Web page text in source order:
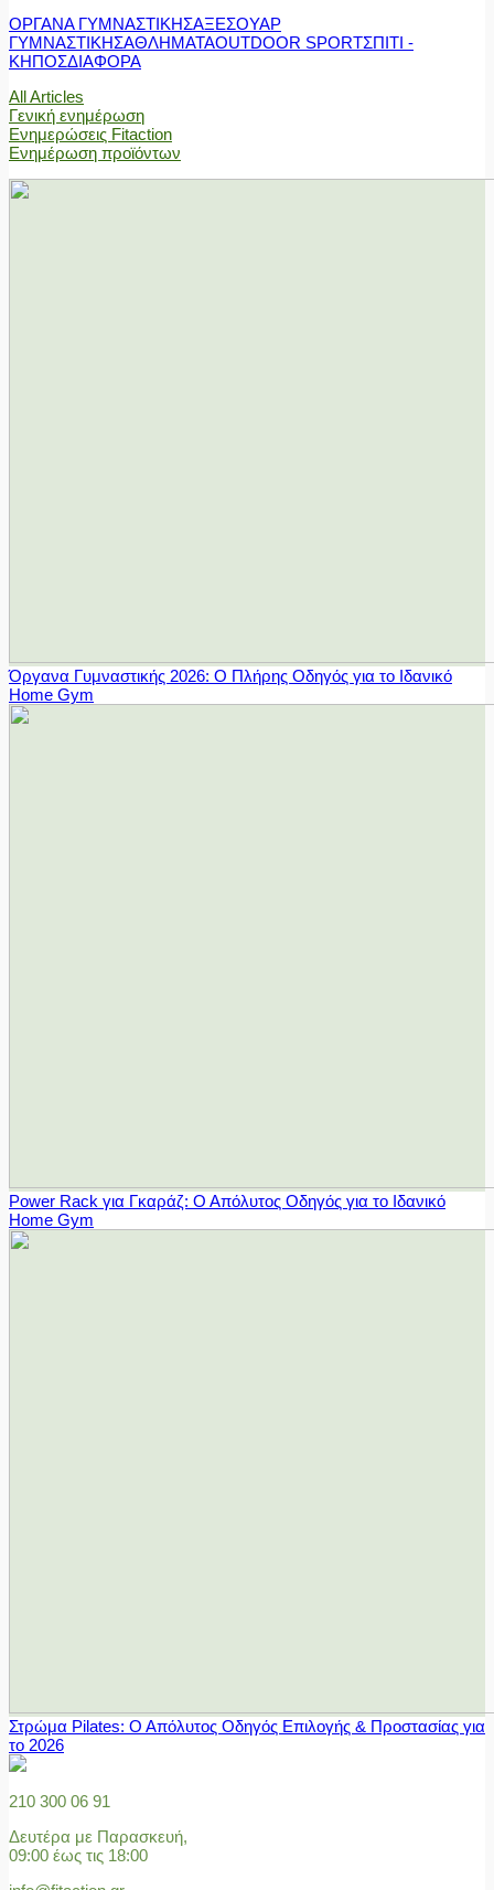
ΟΡΓΑΝΑ ΓΥΜΝΑΣΤΙΚΗΣΑΞΕΣΟΥΑΡ
ΓΥΜΝΑΣΤΙΚΗΣΑΘΛΗΜΑΤΑOUTDOOR SPORTΣΠΙΤΙ -
ΚΗΠΟΣΔΙΑΦΟΡΑ
All Articles
Γενική ενημέρωση
Ενημερώσεις Fitaction
Ενημέρωση προϊόντων
Όργανα Γυμναστικής 2026: Ο Πλήρης Οδηγός για το Ιδανικό
Home Gym
Power Rack για Γκαράζ: Ο Απόλυτος Οδηγός για το Ιδανικό
Home Gym
Στρώμα Pilates: Ο Απόλυτος Οδηγός Επιλογής & Προστασίας για
το 2026
210 300 06 91
Δευτέρα με Παρασκευή,
09:00 έως τις 18:00